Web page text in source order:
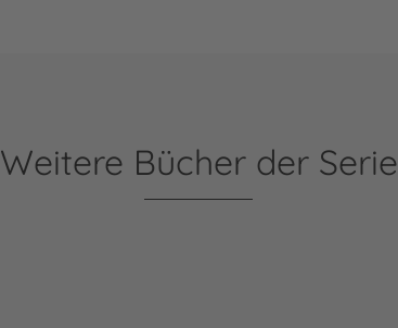
Weitere Bücher der Serie